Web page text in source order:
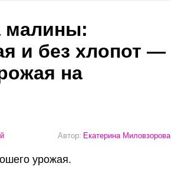
малины:
и без хлопот —
на
Автор: Екатерина Миловзорова
урожая.